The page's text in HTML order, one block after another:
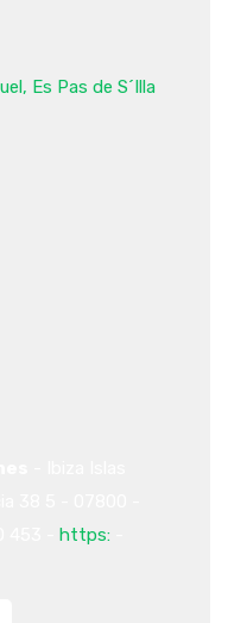
Es Pas de S´Illa
https: